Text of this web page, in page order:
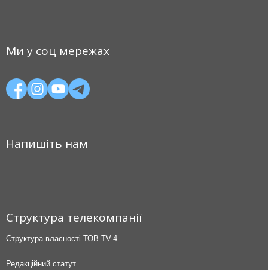
Ми у соц мережах
Напишіть нам
Структура телекомпанії
Структура власності ТОВ TV-4
Редакційний статут